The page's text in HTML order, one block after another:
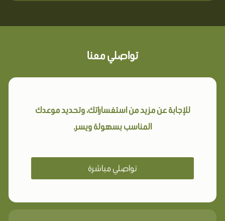
تواصلي معنا
للإجابة عن مزيد من استفساراتك، وتحديد موعدك
المناسب بسهولة ويسر.
تواصلي مباشرة